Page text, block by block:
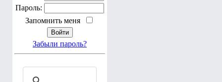
Пароль:
Запомнить меня
Забыли пароль?